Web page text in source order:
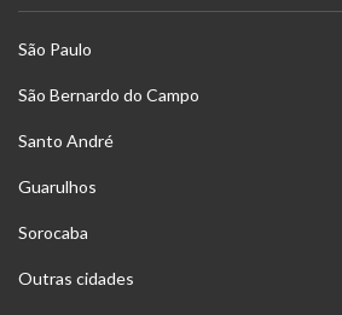
São Paulo
São Bernardo do Campo
Santo André
Guarulhos
Sorocaba
Outras cidades